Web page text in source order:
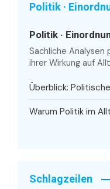
Politik ·
Politik ·
Sachliche Analysen
ihrer Wirkung auf
Überblick:
Warum Politik im
Schlagzeilen